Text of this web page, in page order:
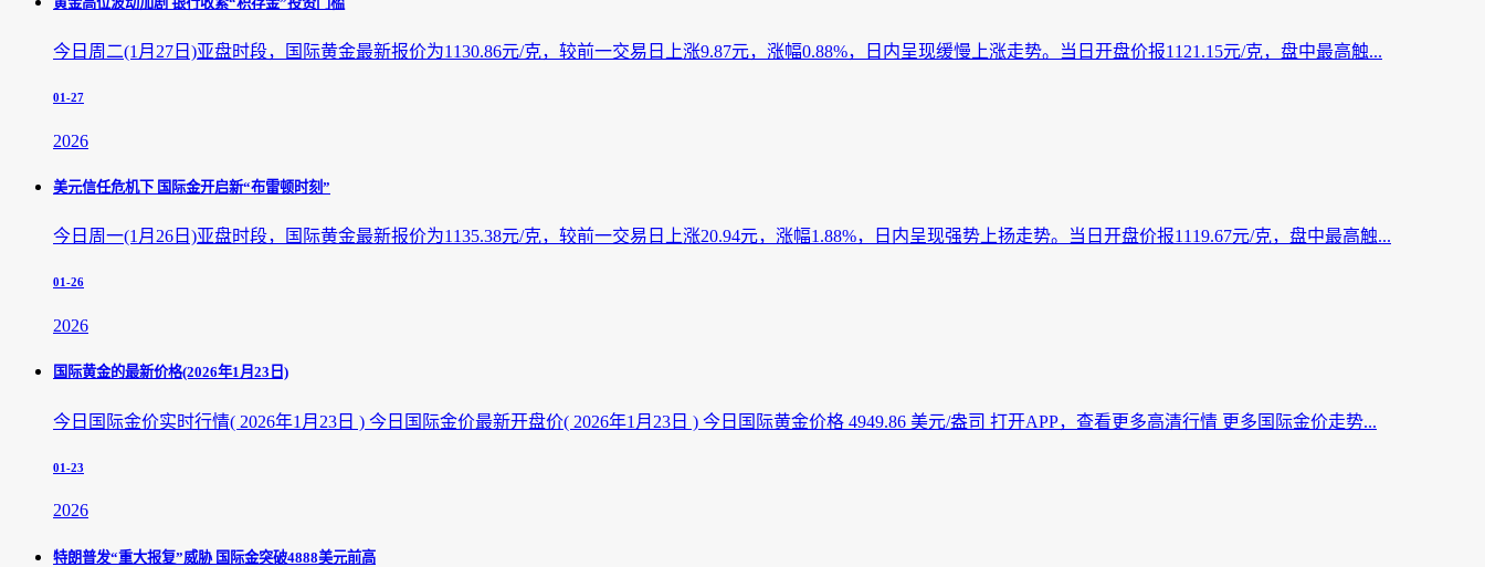
今日周二(1月27日)亚盘时段，国际黄金最新报价为1130.86元/克，较前一交易日上涨9.87元，涨幅0.88%，日内呈现缓慢上涨走势。当日开盘价报1121.15元/克，盘中最高触...
01-27
2026
美元信任危机下 国际金开启新“布雷顿时刻”
今日周一(1月26日)亚盘时段，国际黄金最新报价为1135.38元/克，较前一交易日上涨20.94元，涨幅1.88%，日内呈现强势上扬走势。当日开盘价报1119.67元/克，盘中最高触...
01-26
2026
国际黄金的最新价格(2026年1月23日)
今日国际金价实时行情( 2026年1月23日 ) 今日国际金价最新开盘价( 2026年1月23日 ) 今日国际黄金价格 4949.86 美元/盎司 打开APP，查看更多高清行情 更多国际金价走势...
01-23
2026
特朗普发“重大报复”威胁 国际金突破4888美元前高